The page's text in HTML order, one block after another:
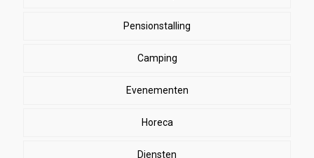
Paard
Beenbeschermers
EHBO
Dekens
zweetdekens
Halsters & touwen
Ruiter
Herenkleding
Dames paardrijkleding
bodywarmers
Kinderen
Stal
SALE
Winkelmand
Pensionstalling
Camping
Evenementen
Horeca
Diensten